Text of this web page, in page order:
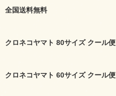
全国送料無料
クロネコヤマト 80サイズ クール便
クロネコヤマト 60サイズ クール便